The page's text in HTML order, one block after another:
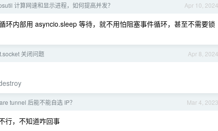
Apr 10, 2024
计算网速和显示进程，如何提高并发？
环内部用 asyncio.sleep 等待，就不用怕阻塞事件循环，甚至不需要锁
Apr 8, 2024
关闭问题
Mar 4, 2023
tunnel 后能不能自选 IP？
行，不知道咋回事